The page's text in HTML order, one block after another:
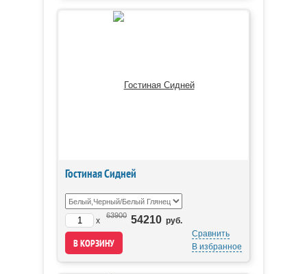
Гостиная Сидней
x
63900 54210 руб.
Сравнить
В избранное